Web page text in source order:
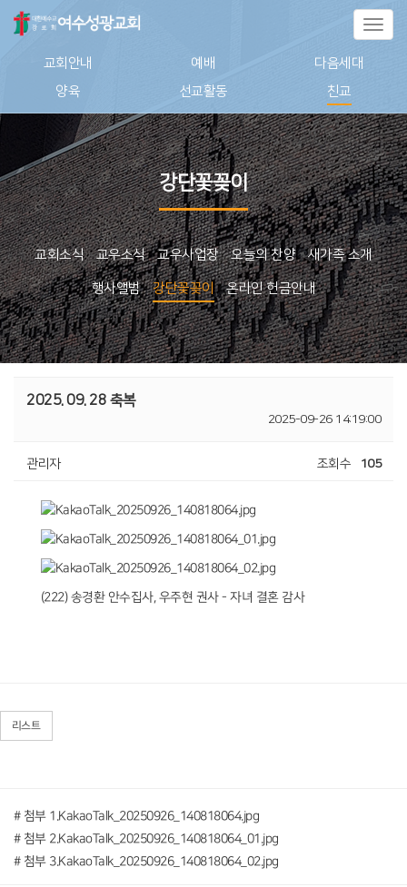
교회안내 예배
다음세대
양육
선교활동 친교
강단꽃꽂이
교회소식 교우소식 교우사업장 오늘의 찬양 새가족 소개
행사앨범 강단꽃꽂이 온라인 헌금안내
2025. 09. 28 축복
2025-09-26 14:19:00
관리자 조회수 105
(222) 송경환 안수집사, 우주현 권사 - 자녀 결혼 감사
리스트
# 첨부 1.KakaoTalk_20250926_140818064.jpg
# 첨부 2.KakaoTalk_20250926_140818064_01.jpg
# 첨부 3.KakaoTalk_20250926_140818064_02.jpg